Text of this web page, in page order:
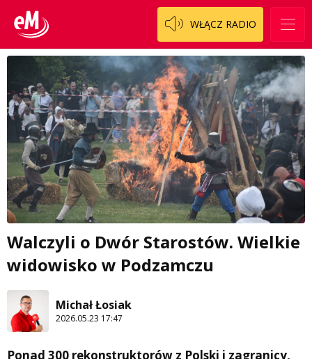
WŁĄCZ RADIO
Walczyli o Dwór Starostów. Wielkie
widowisko w Podzamczu
Michał Łosiak
2026.05.23 17:47
Ponad 300 rekonstruktorów z Polski i zagranicy,